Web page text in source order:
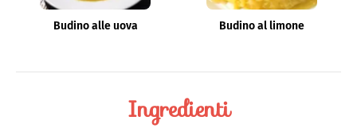
Budino alle uova Budino al limone
Ingredienti